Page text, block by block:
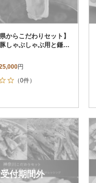
からこだわりセット】
しゃぶしゃぶ用と鎌倉
円
（0件）
受付期間外